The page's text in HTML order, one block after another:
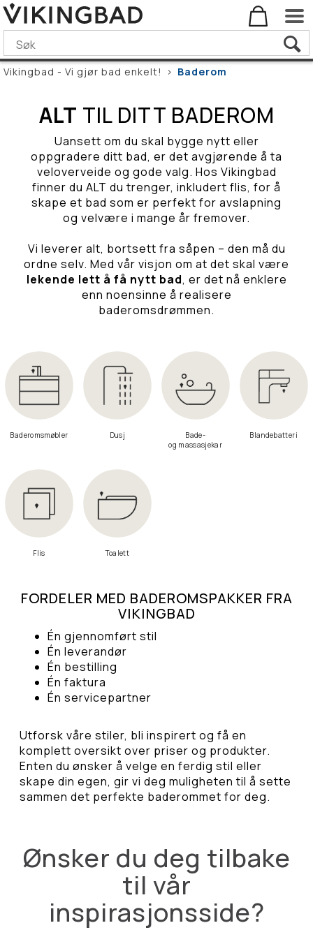
Vikingbad - Vi gjør bad enkelt! >Baderom
ALT TIL DITT BADEROM
Uansett om du skal bygge nytt eller
oppgradere ditt bad, er det avgjørende å ta
veloverveide og gode valg. Hos Vikingbad
finner du ALT du trenger, inkludert flis, for å
skape et bad som er perfekt for avslapning
og velvære i mange år fremover.
Vi leverer alt, bortsett fra såpen – den må du
ordne selv. Med vår visjon om at det skal være
lekende lett å få nytt bad, er det nå enklere
enn noensinne å realisere
baderomsdrømmen.
Baderomsmøbler Dusj
Bade-
og massasjekar
Blandebatteri
Flis Toalett
FORDELER MED BADEROMSPAKKER FRA
VIKINGBAD
Én gjennomført stil
Én leverandør
Én bestilling
Én faktura
Én servicepartner
Utforsk våre stiler, bli inspirert og få en
komplett oversikt over priser og produkter.
Enten du ønsker å velge en ferdig stil eller
skape din egen, gir vi deg muligheten til å sette
sammen det perfekte baderommet for deg.
Ønsker du deg tilbake
til vår
inspirasjonsside?